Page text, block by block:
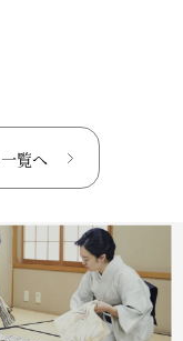
一覧へ